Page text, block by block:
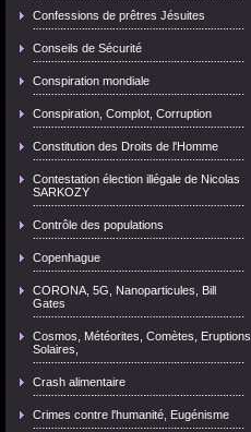
Confessions de prêtres Jésuites
Conseils de Sécurité
Conspiration mondiale
Conspiration, Complot, Corruption
Constitution des Droits de l'Homme
Contestation élection illégale de Nicolas
SARKOZY
Contrôle des populations
Copenhague
CORONA, 5G, Nanoparticules, Bill
Gates
Cosmos, Météorites, Comètes, Eruptions
Solaires,
Crash alimentaire
Crimes contre l'humanité, Eugénisme